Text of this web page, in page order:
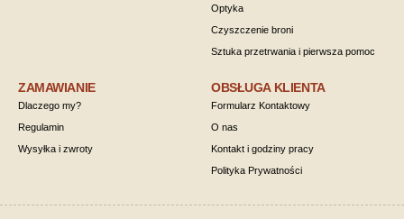
Optyka
Czyszczenie broni
Sztuka przetrwania i pierwsza pomoc
ZAMAWIANIE
Dlaczego my?
Regulamin
Wysyłka i zwroty
OBSŁUGA KLIENTA
Formularz Kontaktowy
O nas
Kontakt i godziny pracy
Polityka Prywatności